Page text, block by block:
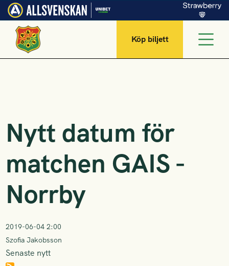
Köp biljett
Nytt datum för
matchen GAIS -
Norrby
2019-06-04 2:00
Szofia Jakobsson
Senaste nytt